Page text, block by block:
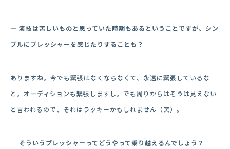
― 演技は苦しいものと思っていた時期もあるということですが、シン
プルにプレッシャーを感じたりすることも？
ありますね。今でも緊張はなくならなくて、永遠に緊張しているな
と。オーディションも緊張しますし。でも周りからはそうは見えない
と言われるので、それはラッキーかもしれません（笑）。
― そういうプレッシャーってどうやって乗り越えるんでしょう？